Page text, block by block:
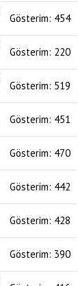
Gösterim: 454
Gösterim: 220
Gösterim: 519
Gösterim: 451
Gösterim: 470
Gösterim: 442
Gösterim: 428
Gösterim: 390